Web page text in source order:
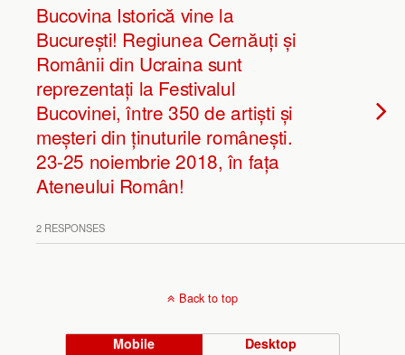
Bucovina Istorică vine la
București! Regiunea Cernăuți și
Românii din Ucraina sunt
reprezentați la Festivalul
Bucovinei, între 350 de artiști și
meșteri din ținuturile românești.
23-25 noiembrie 2018, în fața
Ateneului Român!
2 RESPONSES
Back to top
Mobile Desktop